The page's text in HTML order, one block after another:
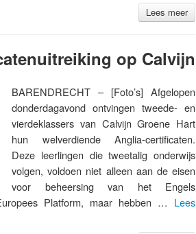
Lees meer
op Calvijn
BARENDRECHT – [Foto’s] Afgelopen
donderdagavond ontvingen tweede- en
vierdeklassers van Calvijn Groene Hart
hun welverdiende Anglia-certificaten.
Deze leerlingen die tweetalig onderwijs
volgen, voldoen niet alleen aan de eisen
voor beheersing van het Engels
Platform, maar hebben … Lees